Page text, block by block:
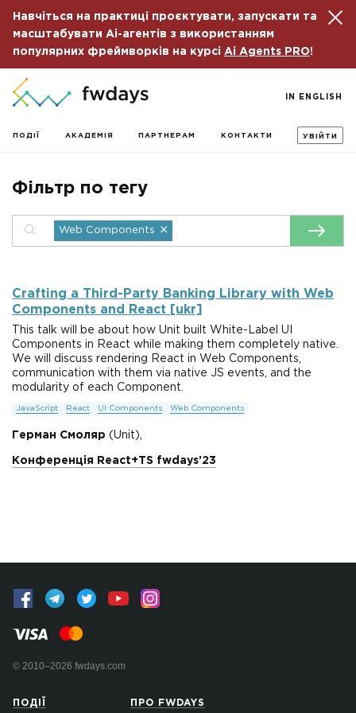
Навчіться на практиці проєктувати, запускати та
масштабувати Ai-агентів з використанням
популярних фреймворків на курсі Ai Agents PRO!
ПОДІЇ АКАДЕМІЯ ПАРТНЕРАМ КОНТАКТИ УВІЙТИ
IN ENGLISH
Фільтр по тегу
Web Components ×
Crafting a Third-Party Banking Library with Web
Components and React [ukr]
This talk will be about how Unit built White-Label UI
Components in React while making them completely native.
We will discuss rendering React in Web Components,
communication with them via native JS events, and the
modularity of each Component.
JavaScript React UI Components Web Components
Герман Смоляр (Unit),
Конференція React+TS fwdays’23
© 2010–2026 fwdays.com
ПОДІЇ ПРО FWDAYS